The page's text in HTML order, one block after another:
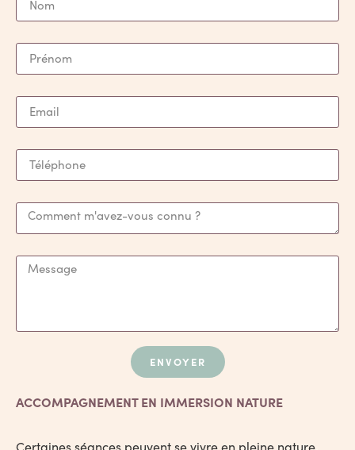
ACCOMPAGNEMENT EN IMMERSION NATURE
Certaines séances peuvent se vivre en pleine nature,
ENVOYER